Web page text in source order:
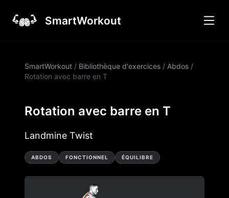
SmartWorkout
SmartWorkout / Bibliothèque d'exercices / Abdos /
Rotation avec barre en T
Rotation avec barre en T
Landmine Twist
ABDOS FONCTIONNEL ÉQUILIBRE